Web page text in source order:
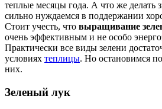
теплые месяцы года. А что же делать
сильно нуждаемся в поддержании
Стоит учесть, что выращивание
очень эффективным и не особо
Практически все виды зелени
условиях теплицы. Но остановимся
них.
Зеленый лук